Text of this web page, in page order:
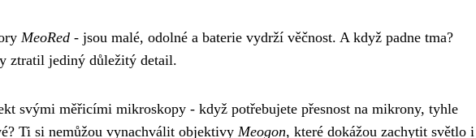
MeoRed - jsou malé, odolné a baterie vydrží věčnost. A když padne tma?
ztratil jediný důležitý detail.
svými měřicími mikroskopy - když potřebujete přesnost na mikrony, tyhle
Ti si nemůžou vynachválit objektivy Meogon, které dokážou zachytit světlo i